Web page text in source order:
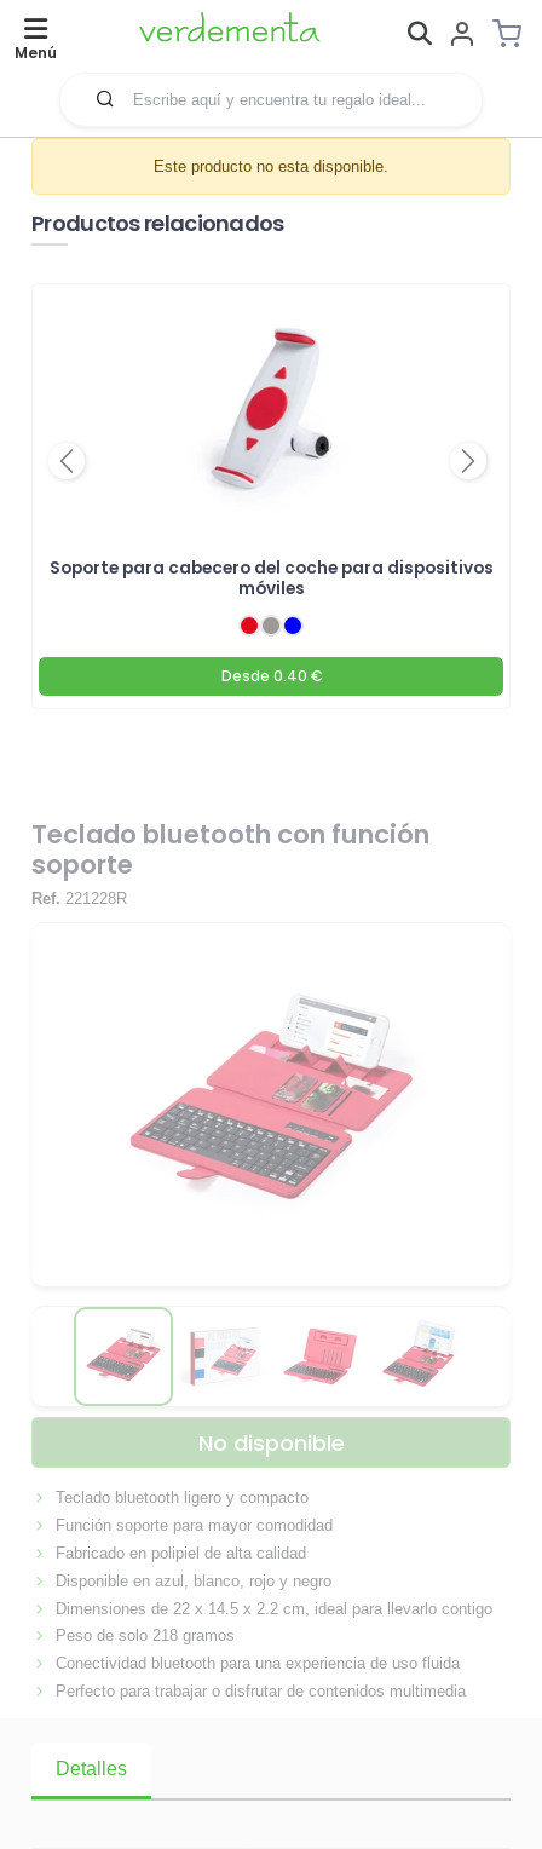
Menú
Este producto no esta disponible.
Productos relacionados
Soporte para cabecero del coche para dispositivos
móviles
Desde 0.40 €
Previous Next
Teclado bluetooth con función
soporte
Ref. 221228R
No disponible
Teclado bluetooth ligero y compacto
Función soporte para mayor comodidad
Fabricado en polipiel de alta calidad
Disponible en azul, blanco, rojo y negro
Dimensiones de 22 x 14.5 x 2.2 cm, ideal para llevarlo contigo
Peso de solo 218 gramos
Conectividad bluetooth para una experiencia de uso fluida
Perfecto para trabajar o disfrutar de contenidos multimedia
Detalles